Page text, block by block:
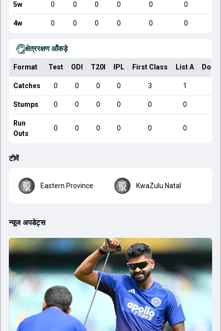
5w 0 0 0 0 0 0
4w 0 0 0 0 0 0
क्षेत्ररक्षण आँकड़े
Format Test ODI T20I IPL First Class List A
Catches 0 0 0 0 3 1
Stumps 0 0 0 0 0 0
Run
Outs
0 0 0 0 0 0
टीमें
Eastern Province KwaZulu Natal
न्यूज अपडेट्स